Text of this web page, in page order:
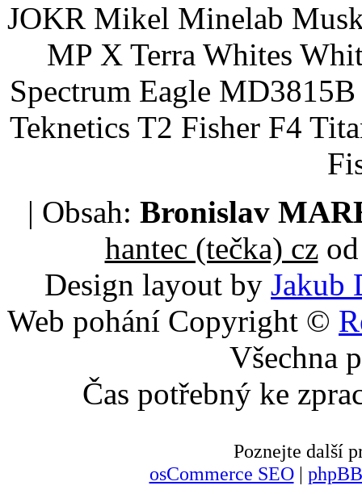
JOKR Mikel Minelab
MP X Terra Whites
Spectrum Eagle
Teknetics T2 Fisher F4
| Obsah: Bronislav
hantec (tečka) czod
Design layout by Jakub
Web pohání Copyright ©
Všechna
Čas potřebný ke
Poznejte další
osCommerce SEO|